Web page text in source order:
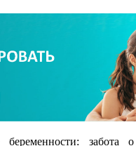
беременности: забота